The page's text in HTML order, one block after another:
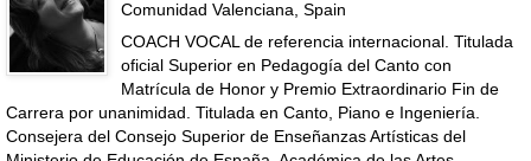
Comunidad Valenciana, Spain
COACH VOCAL de referencia internacional. Titulada
oficial Superior en Pedagogía del Canto con
Matrícula de Honor y Premio Extraordinario Fin de
Carrera por unanimidad. Titulada en Canto, Piano e Ingeniería.
Consejera del Consejo Superior de Enseñanzas Artísticas del